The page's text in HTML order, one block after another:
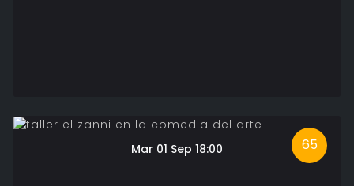
65
Mar 01 Sep 18:00